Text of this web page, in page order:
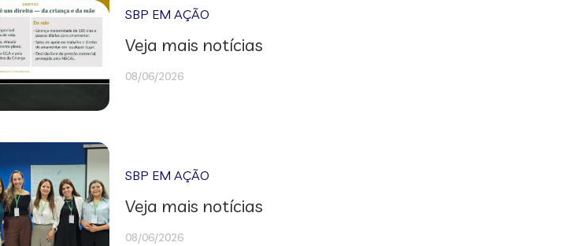
SBP EM AÇÃO
Veja mais notícias
08/06/2026
SBP EM AÇÃO
Veja mais notícias
08/06/2026